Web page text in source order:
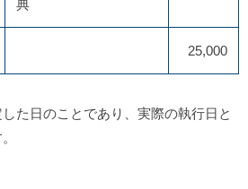
典
25,000
た日のことであり、実際の執行日と